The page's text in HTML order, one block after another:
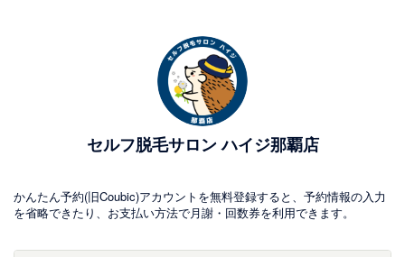
セルフ脱毛サロン ハイジ那覇店
かんたん予約(旧Coubic)アカウントを無料登録すると、予約情報の入力
を省略できたり、お支払い方法で月謝・回数券を利用できます。